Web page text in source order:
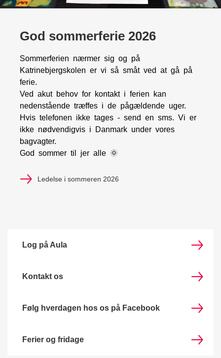
God sommerferie 2026
Sommerferien nærmer sig og på
Katrinebjergskolen er vi så småt ved at gå på
ferie.
Ved akut behov for kontakt i ferien kan
nedenstående træffes i de pågældende uger.
Hvis telefonen ikke tages - send en sms. Vi er
ikke nødvendigvis i Danmark under vores
bagvagter.
God sommer til jer alle 🌞
Ledelse i sommeren 2026
Log på Aula
Kontakt os
Følg hverdagen hos os på Facebook
Ferier og fridage